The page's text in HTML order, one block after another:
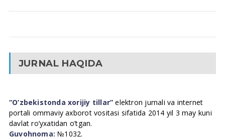
JURNAL HAQIDA
“O’zbekistonda xorijiy tillar” elektron jurnali va internet
portali ommaviy axborot vositasi sifatida 2014 yil 3 may kuni
davlat ro’yxatidan o’tgan.
Guvohnoma: №1032.